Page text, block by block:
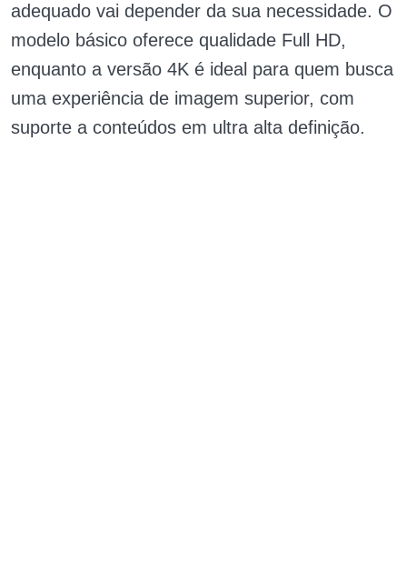
adequado vai depender da sua necessidade. O
modelo básico oferece qualidade Full HD,
enquanto a versão 4K é ideal para quem busca
uma experiência de imagem superior, com
suporte a conteúdos em ultra alta definição.